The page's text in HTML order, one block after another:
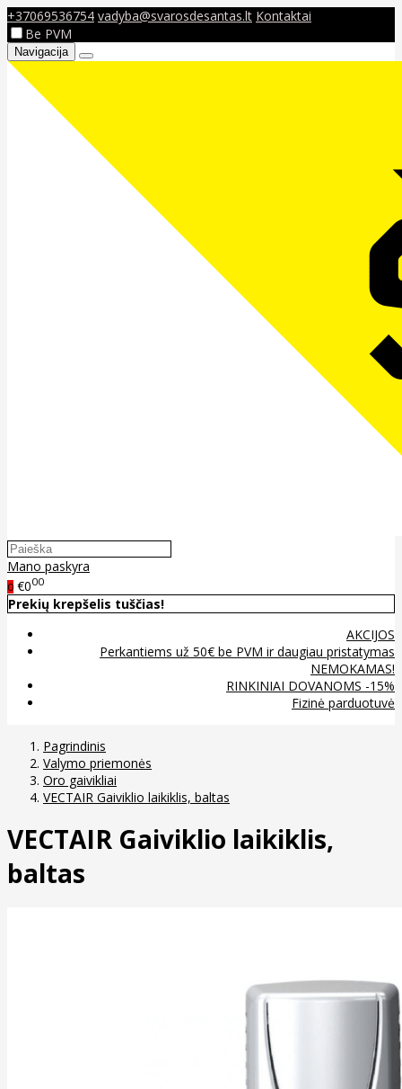
+37069536754 vadyba@svarosdesantas.lt Kontaktai
Be PVM
Navigacija
Mano paskyra
0 €000
Prekių krepšelis tuščias!
AKCIJOS
Perkantiems už 50€ be PVM ir daugiau pristatymas
NEMOKAMAS!
RINKINIAI DOVANOMS -15%
Fizinė parduotuvė
Pagrindinis
Valymo priemonės
Oro gaivikliai
VECTAIR Gaiviklio laikiklis, baltas
VECTAIR Gaiviklio laikiklis,
baltas